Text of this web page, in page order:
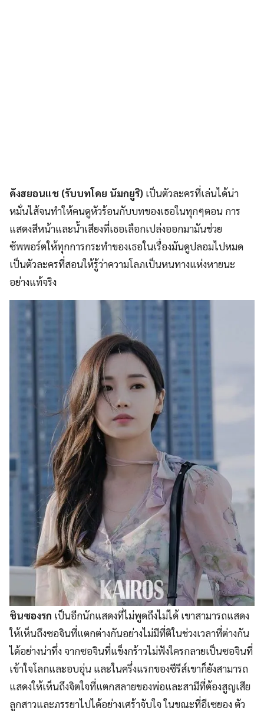
คังฮยอนแช (รับบทโดย นัมกยูริ) เป็นตัวละครที่เล่นได้น่า
หมั่นไส้จนทำให้คนดูหัวร้อนกับบทของเธอในทุกๆตอน การ
แสดงสีหน้าและน้ำเสียงที่เธอเลือกเปล่งออกมามันช่วย
ซัพพอร์ตให้ทุกการกระทำของเธอในเรื่องมันดูปลอมไปหมด
เป็นตัวละครที่สอนให้รู้ว่าความโลภเป็นหนทางแห่งหายนะ
อย่างแท้จริง
ชินซองรก เป็นอีกนักแสดงที่ไม่พูดถึงไม่ได้ เขาสามารถแสดง
ให้เห็นถึงซอจินที่แตกต่างกันอย่างไม่มีที่ติในช่วงเวลาที่ต่างกัน
ได้อย่างน่าทึ่ง จากซอจินที่แข็งกร้าวไม่ฟังใครกลายเป็นซอจินที่
เข้าใจโลกและอบอุ่น และในครึ่งแรกของซีรีส์เขาก็ยังสามารถ
แสดงให้เห็นถึงจิตใจที่แตกสลายของพ่อและสามีที่ต้องสูญเสีย
ลูกสาวและภรรยาไปได้อย่างเศร้าจับใจ ในขณะที่อีเซยอง ตัว